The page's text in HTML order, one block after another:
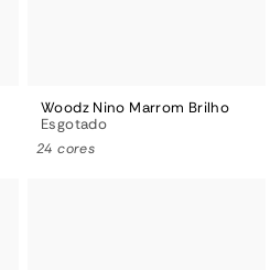
Woodz Nino Marrom Brilho
Esgotado
24 cores